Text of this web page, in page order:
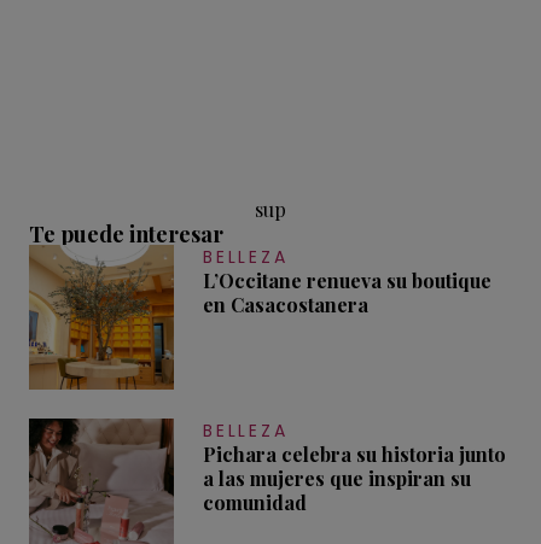
sup
Te puede interesar
BELLEZA
L’Occitane renueva su boutique
en Casacostanera
BELLEZA
Pichara celebra su historia junto
a las mujeres que inspiran su
comunidad